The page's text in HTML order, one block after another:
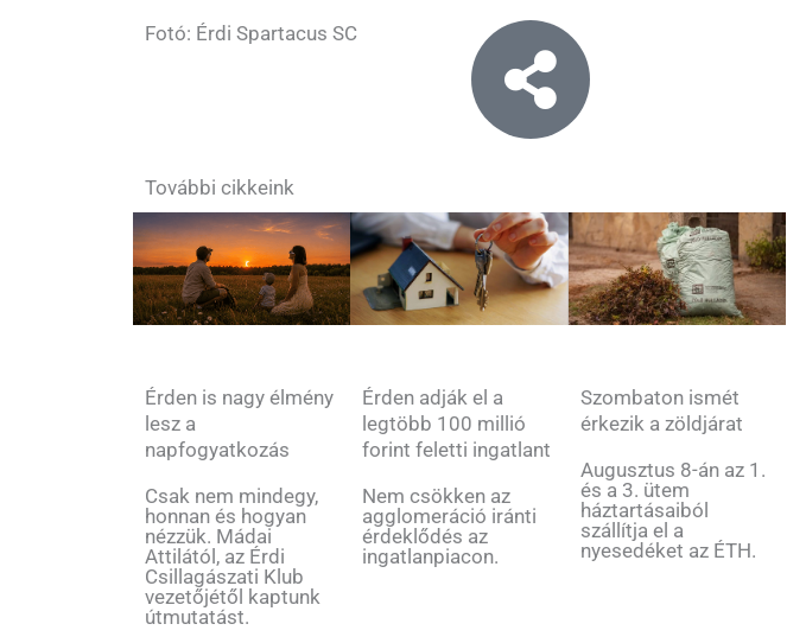
Fotó: Érdi Spartacus SC
További cikkeink
Érden is nagy élmény
lesz a
napfogyatkozás
Csak nem mindegy,
honnan és hogyan
nézzük. Mádai
Attilától, az Érdi
Csillagászati Klub
vezetőjétől kaptunk
útmutatást.
Érden adják el a
legtöbb 100 millió
forint feletti ingatlant
Nem csökken az
agglomeráció iránti
érdeklődés az
ingatlanpiacon.
Szombaton ismét
érkezik a zöldjárat
Augusztus 8-án az 1.
és a 3. ütem
háztartásaiból
szállítja el a
nyesedéket az ÉTH.